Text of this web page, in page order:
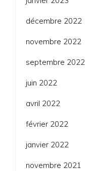
décembre 2022
novembre 2022
septembre 2022
juin 2022
avril 2022
février 2022
janvier 2022
novembre 2021